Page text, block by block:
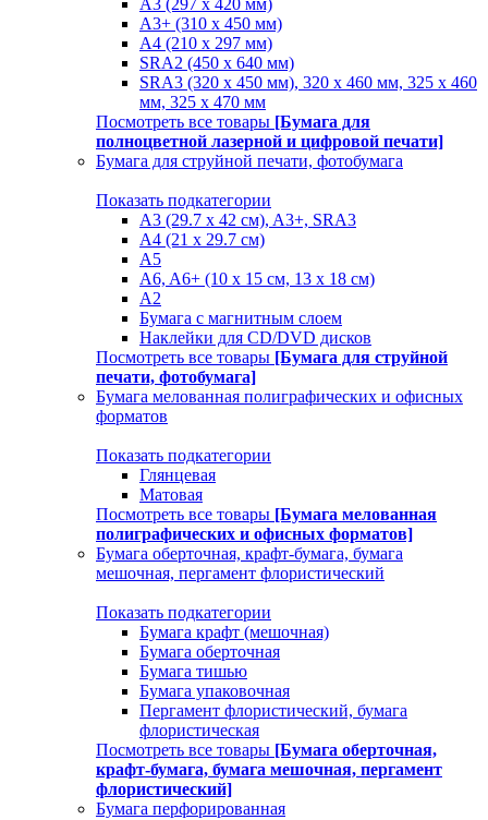
A3 (297 x 420 мм)
A3+ (310 х 450 мм)
A4 (210 х 297 мм)
SRA2 (450 x 640 мм)
SRA3 (320 х 450 мм), 320 x 460 мм, 325 х 460
мм, 325 х 470 мм
Посмотреть все товары [Бумага для
полноцветной лазерной и цифровой печати]
Бумага для струйной печати, фотобумага
Показать подкатегории
A3 (29.7 х 42 см), A3+, SRA3
A4 (21 х 29.7 см)
A5
A6, A6+ (10 x 15 см, 13 x 18 см)
А2
Бумага с магнитным слоем
Наклейки для CD/DVD дисков
Посмотреть все товары [Бумага для струйной
печати, фотобумага]
Бумага мелованная полиграфических и офисных
форматов
Показать подкатегории
Глянцевая
Матовая
Посмотреть все товары [Бумага мелованная
полиграфических и офисных форматов]
Бумага оберточная, крафт-бумага, бумага
мешочная, пергамент флористический
Показать подкатегории
Бумага крафт (мешочная)
Бумага оберточная
Бумага тишью
Бумага упаковочная
Пергамент флористический, бумага
флористическая
Посмотреть все товары [Бумага оберточная,
крафт-бумага, бумага мешочная, пергамент
флористический]
Бумага перфорированная